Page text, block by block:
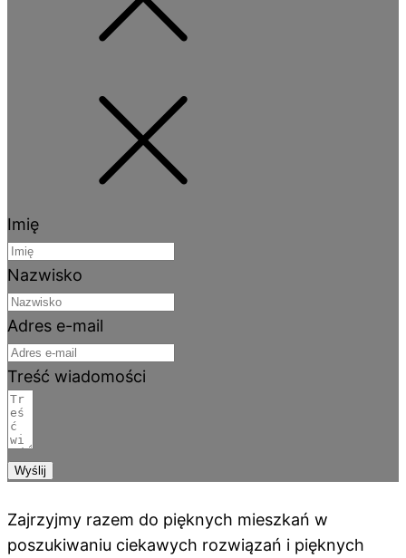
Imię
Nazwisko
Adres e-mail
Treść wiadomości
Wyślij
Zajrzyjmy razem do pięknych mieszkań w
poszukiwaniu ciekawych rozwiązań i pięknych